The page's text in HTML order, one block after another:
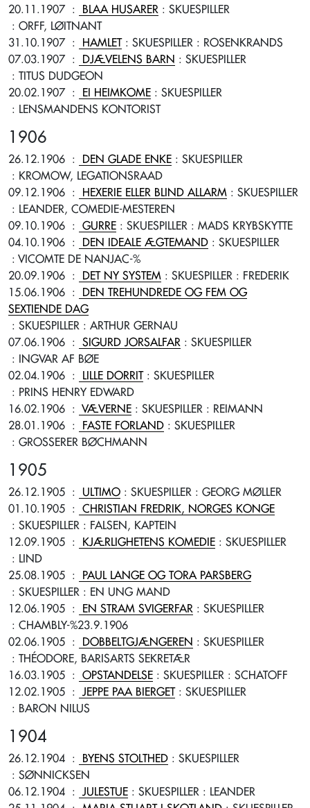
20.11.1907 : BLAA HUSARER : SKUESPILLER
: ORFF, LØITNANT
31.10.1907 : HAMLET: SKUESPILLER : ROSENKRANDS
07.03.1907 : DJÆVELENS BARN : SKUESPILLER
: TITUS DUDGEON
20.02.1907 : EI HEIMKOME : SKUESPILLER
: LENSMANDENS KONTORIST
1906
26.12.1906 : DEN GLADE ENKE : SKUESPILLER
: KROMOW, LEGATIONSRAAD
09.12.1906 : HEXERIE ELLER BLIND ALLARM : SKUESPILLER
: LEANDER, COMEDIE-MESTEREN
09.10.1906 : GURRE : SKUESPILLER : MADS KRYBSKYTTE
04.10.1906 : DEN IDEALE ÆGTEMAND : SKUESPILLER
: VICOMTE DE NANJAC-%
20.09.1906 : DET NY SYSTEM : SKUESPILLER : FREDERIK
15.06.1906 :
DEN TREHUNDREDE OG FEM OG
SEXTIENDE DAG
: SKUESPILLER : ARTHUR GERNAU
07.06.1906 : SIGURD JORSALFAR : SKUESPILLER
: INGVAR AF BØE
02.04.1906 : LILLE DORRIT: SKUESPILLER
: PRINS HENRY EDWARD
16.02.1906 : VÆVERNE : SKUESPILLER : REIMANN
28.01.1906 : FASTE FORLAND : SKUESPILLER
: GROSSERER BØCHMANN
1905
26.12.1905 : ULTIMO : SKUESPILLER : GEORG MØLLER
01.10.1905 :
CHRISTIAN FREDRIK, NORGES KONGE
: SKUESPILLER : FALSEN, KAPTEIN
12.09.1905 : KJÆRLIGHETENS KOMEDIE : SKUESPILLER
: LIND
25.08.1905 :
PAUL LANGE OG TORA PARSBERG
: SKUESPILLER : EN UNG MAND
12.06.1905 : EN STRAM SVIGERFAR : SKUESPILLER
: CHAMBLY-%23.9.1906
02.06.1905 : DOBBELTGJÆNGEREN : SKUESPILLER
: THÉODORE, BARISARTS SEKRETÆR
16.03.1905 : OPSTANDELSE : SKUESPILLER : SCHATOFF
12.02.1905 : JEPPE PAA BIERGET: SKUESPILLER
: BARON NILUS
1904
26.12.1904 : BYENS STOLTHED : SKUESPILLER
: SØNNICKSEN
06.12.1904 : JULESTUE : SKUESPILLER : LEANDER